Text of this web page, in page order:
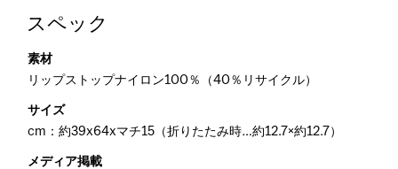
スペック
素材
リップストップナイロン100％（40％リサイクル）
サイズ
cm：約39x64xマチ15（折りたたみ時…約12.7×約12.7）
メディア掲載